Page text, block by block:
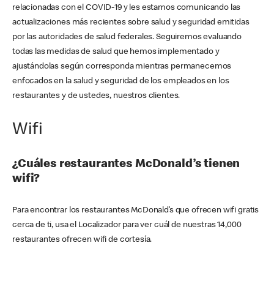
relacionadas con el COVID-19 y les estamos comunicando las
actualizaciones más recientes sobre salud y seguridad emitidas
por las autoridades de salud federales. Seguiremos evaluando
todas las medidas de salud que hemos implementado y
ajustándolas según corresponda mientras permanecemos
enfocados en la salud y seguridad de los empleados en los
restaurantes y de ustedes, nuestros clientes.
Wifi
¿Cuáles restaurantes McDonald’s tienen
wifi?
Para encontrar los restaurantes McDonald’s que ofrecen wifi gratis
cerca de ti, usa el Localizador para ver cuál de nuestras 14,000
restaurantes ofrecen wifi de cortesía.